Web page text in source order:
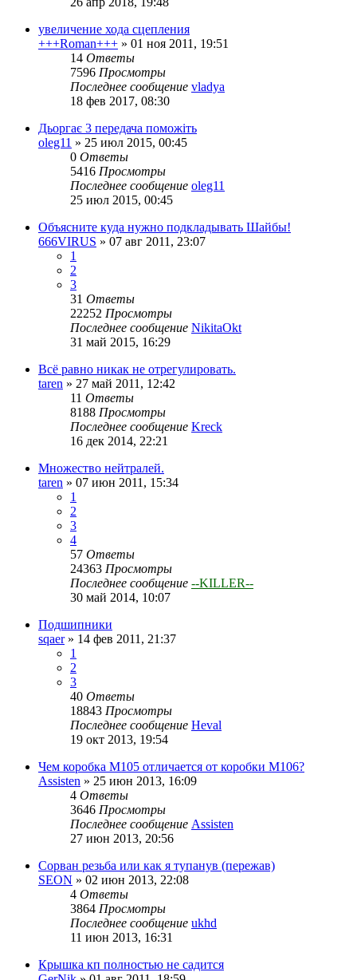
увеличение хода сцепления
+++Roman+++ » 01 ноя 2011, 19:51
14 Ответы
7596 Просмотры
Последнее сообщение vladya
18 фев 2017, 08:30
Дьоргає 3 передача поможіть
oleg11 » 25 июл 2015, 00:45
0 Ответы
5416 Просмотры
Последнее сообщение oleg11
25 июл 2015, 00:45
Объясните куда нужно подкладывать Шайбы!
666VIRUS » 07 авг 2011, 23:07
1
2
3
31 Ответы
22252 Просмотры
Последнее сообщение NikitaOkt
31 май 2015, 16:29
Всё равно никак не отрегулировать.
taren » 27 май 2011, 12:42
11 Ответы
8188 Просмотры
Последнее сообщение Kreck
16 дек 2014, 22:21
Множество нейтралей.
taren » 07 июн 2011, 15:34
1
2
3
4
57 Ответы
24363 Просмотры
Последнее сообщение --KILLER--
30 май 2014, 10:07
Подшипники
sqaer» 14 фев 2011, 21:37
1
2
3
40 Ответы
18843 Просмотры
Последнее сообщение Heval
19 окт 2013, 19:54
Чем коробка М105 отличается от коробки М106?
Assisten » 25 июн 2013, 16:09
4 Ответы
3646 Просмотры
Последнее сообщение Assisten
27 июн 2013, 20:56
Сорван резьба или как я тупанув (пережав)
SEON » 02 июн 2013, 22:08
4 Ответы
3864 Просмотры
Последнее сообщение ukhd
11 июн 2013, 16:31
Крышка кп полностью не садится